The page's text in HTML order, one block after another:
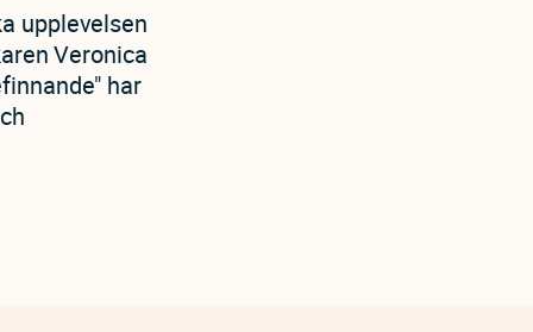
upplevelsen
Veronica
har